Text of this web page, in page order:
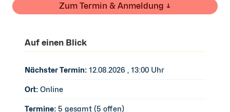
Zum Termin & Anmeldung ↓
Auf einen Blick
Nächster Termin: 12.08.2026 , 13:00 Uhr
Ort: Online
Termine: 5 gesamt (5 offen)